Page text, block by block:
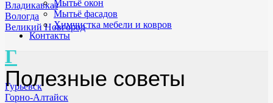
Владикавказ
Вологда
Великий Новгород
Г
Гурьевск
Горно-Алтайск
Мытьё окон
Мытьё фасадов
Химчистка мебели и ковров
Контакты
Полезные советы